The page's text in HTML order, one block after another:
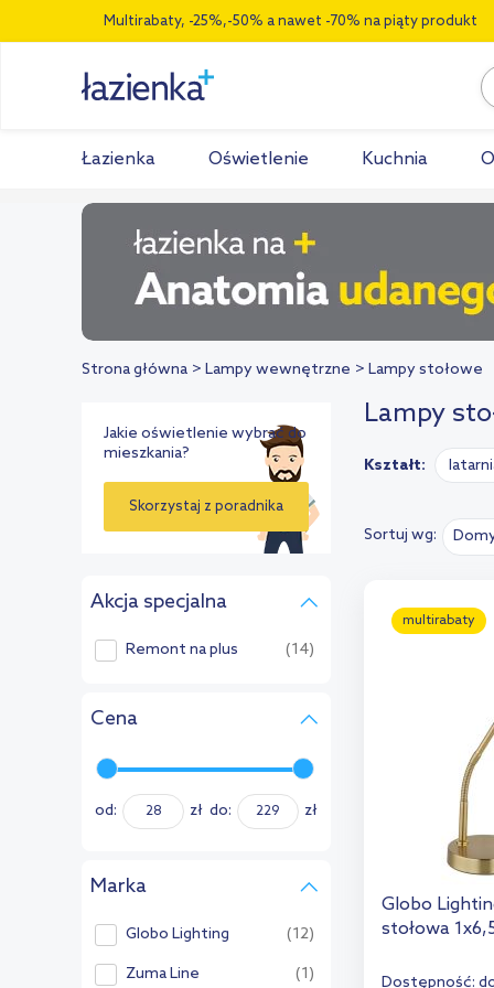
Multirabaty, -25%,-50% a nawet -70% na piąty produkt
Łazienka Oświetlenie Kuchnia
Strona główna Lampy wewnętrzne Lampy stołowe
Jakie oświetlenie wybrać do
mieszkania?
Skorzystaj z poradnika
Akcja specjalna
Remont na plus (14)
Cena
od: zł do: zł
Marka
Globo Lighting (12)
Zuma Line (1)
Lampy
Kształt:
Sortuj wg:
multirabaty
Globo
stołowa
Dostępność: